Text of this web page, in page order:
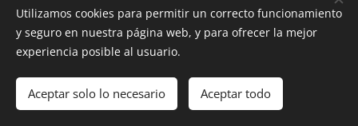
Latín y Roma © Todos los derechos reservados 2025
Aviso legal y condiciones de uso
Cookies
Utilizamos cookies para permitir un correcto funcionamiento
y seguro en nuestra página web, y para ofrecer la mejor
experiencia posible al usuario.
Aceptar solo lo necesario Aceptar todo